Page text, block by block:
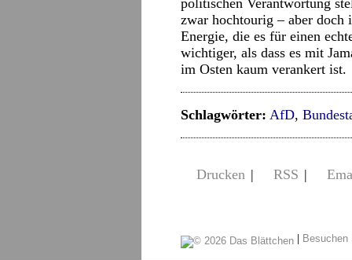
politischen Verantwortung
zwar hochtourig – aber
Energie, die es für einen
wichtiger, als dass es mit
im Osten kaum verankert ist.
Schlagwörter: AfD,
Drucken | RSS |
|